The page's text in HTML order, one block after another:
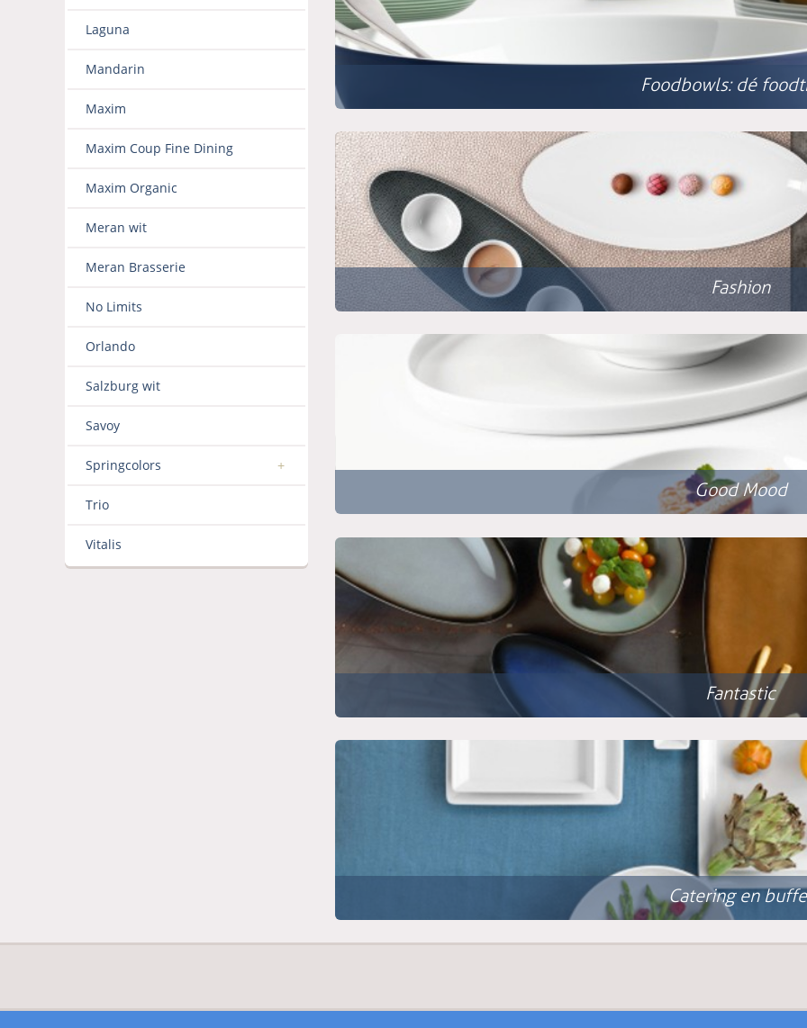
Laguna
Mandarin
Maxim
Maxim Coup Fine Dining
Maxim Organic
Meran wit
Meran Brasserie
No Limits
Orlando
Salzburg wit
Savoy
Springcolors
Trio
Vitalis
Foodbowls: dé
Fashion
Good Mood
Fantastic
Catering en